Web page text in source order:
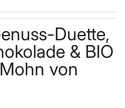
gallery
Duette,
& BIO
von